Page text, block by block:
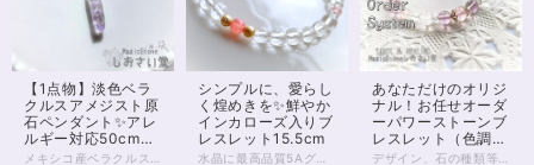
【1点物】淡色ベラ
クルスアメジスト原
石ペンダント✨アレ
ルギー対応50cmチ
ェーン付
シンプルに、愛らし
く煌めきを✨鮮やか
インカローズ入りブ
レスレット15.5cm
あなただけのオリジ
ナル！お任せオーダ
ーパワーストーンブ
レスレット（色調選
択可）